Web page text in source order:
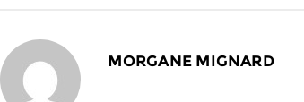
MORGANE MIGNARD